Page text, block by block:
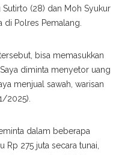
(28) dan Moh Syukur
di Polres Pemalang.
bisa memasukkan
diminta menyetor uang
menjual sawah, warisan
2025).
dalam beberapa
Rp 275 juta secara tunai,